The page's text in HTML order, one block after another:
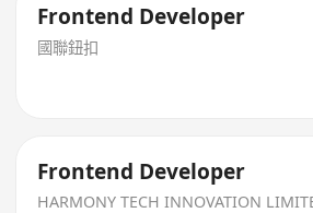
Frontend Developer
國聯鈕扣
Frontend Developer
HARMONY TECH INNOVATION